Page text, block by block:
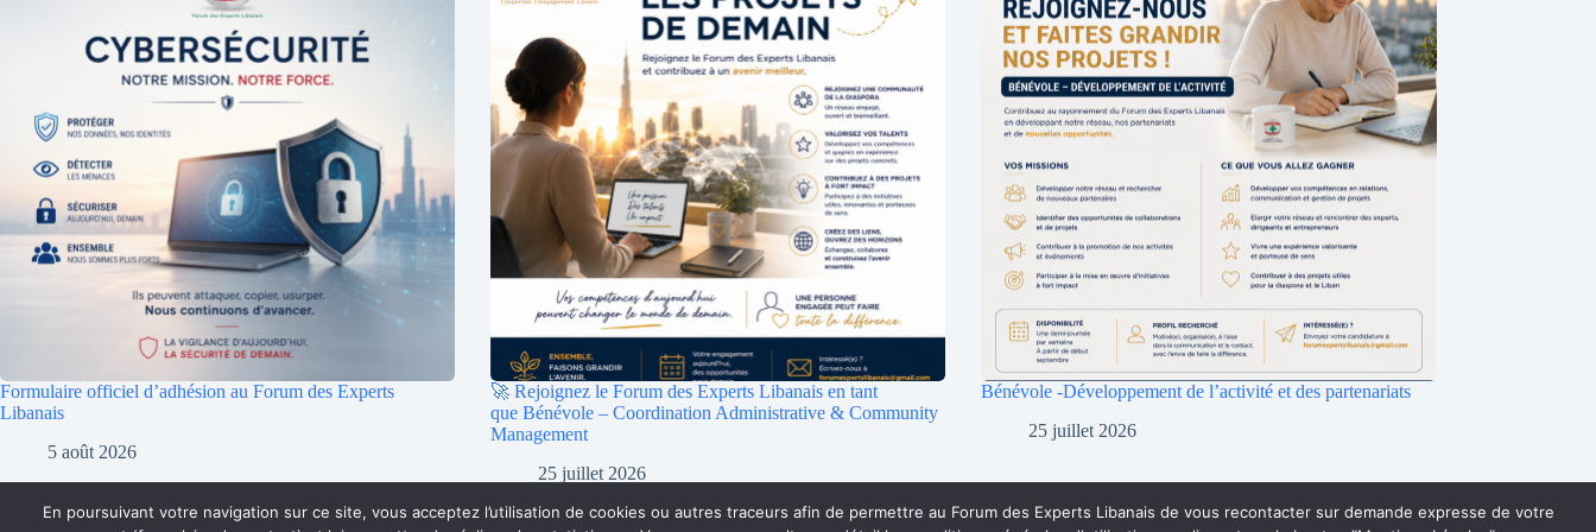
Formulaire officiel d’adhésion au Forum des Experts
Libanais
5 août 2026
🚀 Rejoignez le Forum des Experts Libanais en tant
que Bénévole – Coordination Administrative & Community
Management
25 juillet 2026
Bénévole -Développement de l’activité et des partenariats
25 juillet 2026
En poursuivant votre navigation sur ce site, vous acceptez l’utilisation de cookies ou autres traceurs afin de permettre au Forum des Experts Libanais de vous recontacter sur demande expresse de votre